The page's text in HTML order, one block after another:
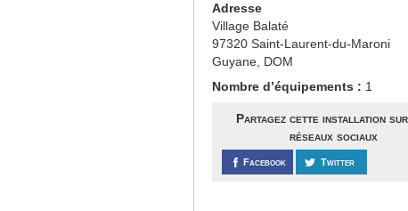
Adresse
Village Balaté
97320 Saint-Laurent-du-Maroni
Guyane, DOM
Nombre d’équipements : 1
Partagez cette installation
réseaux sociaux
Facebook Twitter